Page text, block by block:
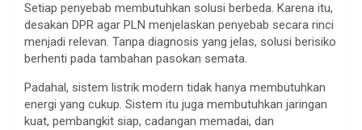
Setiap penyebab membutuhkan solusi berbeda. Karena itu,
desakan DPR agar PLN menjelaskan penyebab secara rinci
menjadi relevan. Tanpa diagnosis yang jelas, solusi berisiko
berhenti pada tambahan pasokan semata.
Padahal, sistem listrik modern tidak hanya membutuhkan
energi yang cukup. Sistem itu juga membutuhkan jaringan
kuat, pembangkit siap, cadangan memadai, dan